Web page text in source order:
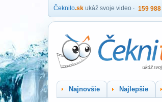
Čeknito.sk ukáž svoje video 159 988
Najnovšie Najlepšie